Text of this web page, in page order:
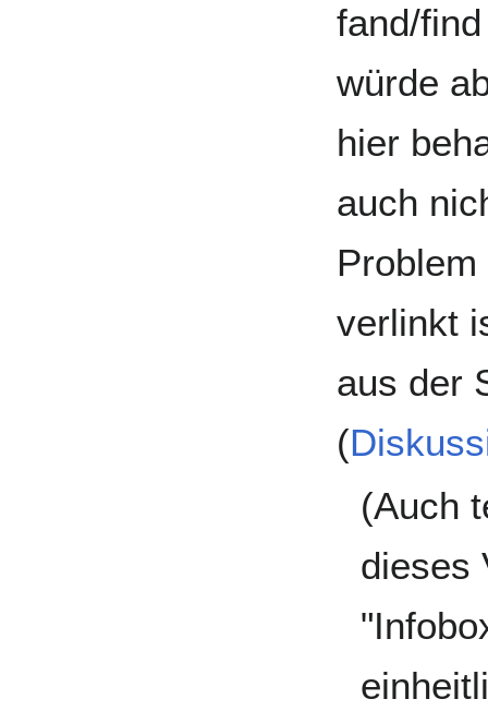
fand/
würde
hier
auch
verlinkt
aus der
(
(Auch
dieses